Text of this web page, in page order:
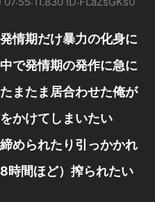
情期だけ暴力の化身に
で発情期の発作に急に
またま居合わせた俺が
かけてしまいたい
められたり引っかかれ
時間ほど）搾られたい